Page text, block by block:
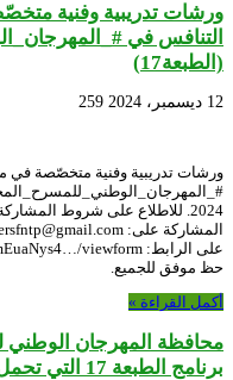
ورشات تدريبية وفنية
التنافس في
(الطبعة17)
12 ديسمبر، 2024 259
ورشات تدريبية وفنية متخصّصة في
2024. للاطلاع على شروط
حظ موفق للجميع.
أكمل القراءة »
محافظة المهرجان
برنامج الطبعة 17 التي تحمل إسم الفنانة